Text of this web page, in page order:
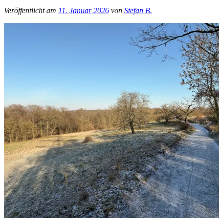
Veröffentlicht am 11. Januar 2026 von Stefan B.